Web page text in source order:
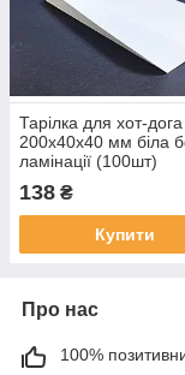
Тарілка для хот-дога
200x40x40 мм біла
ламінації (100шт)
138 ₴
Купити
Про нас
100%